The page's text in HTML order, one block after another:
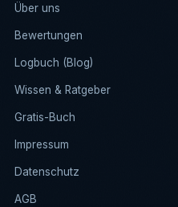
Über uns
Bewertungen
Logbuch (Blog)
Wissen & Ratgeber
Gratis-Buch
Impressum
Datenschutz
AGB